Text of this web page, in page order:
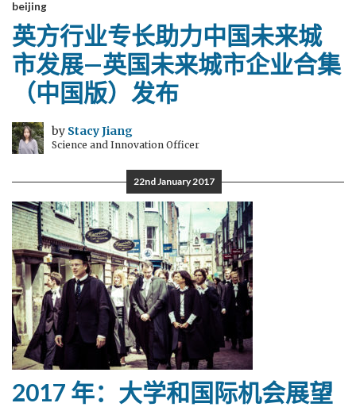
beijing
英方行业专长助力中国未来城
市发展—英国未来城市企业合集
（中国版）发布
by Stacy Jiang
Science and Innovation Officer
22nd January 2017
2017 年：大学和国际机会展望